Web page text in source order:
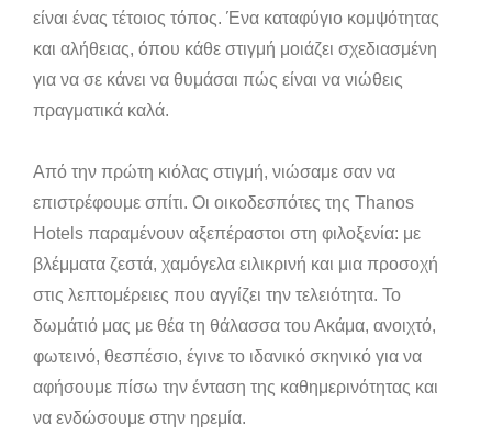
είναι ένας τέτοιος τόπος. Ένα καταφύγιο κομψότητας
και αλήθειας, όπου κάθε στιγμή μοιάζει σχεδιασμένη
για να σε κάνει να θυμάσαι πώς είναι να νιώθεις
πραγματικά καλά.
Από την πρώτη κιόλας στιγμή, νιώσαμε σαν να
επιστρέφουμε σπίτι. Οι οικοδεσπότες της Thanos
Hotels παραμένουν αξεπέραστοι στη φιλοξενία: με
βλέμματα ζεστά, χαμόγελα ειλικρινή και μια προσοχή
στις λεπτομέρειες που αγγίζει την τελειότητα. Το
δωμάτιό μας με θέα τη θάλασσα του Ακάμα, ανοιχτό,
φωτεινό, θεσπέσιο, έγινε το ιδανικό σκηνικό για να
αφήσουμε πίσω την ένταση της καθημερινότητας και
να ενδώσουμε στην ηρεμία.